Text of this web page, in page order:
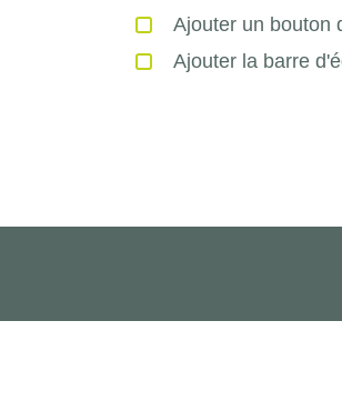
Ajouter un bouton
Ajouter la barre